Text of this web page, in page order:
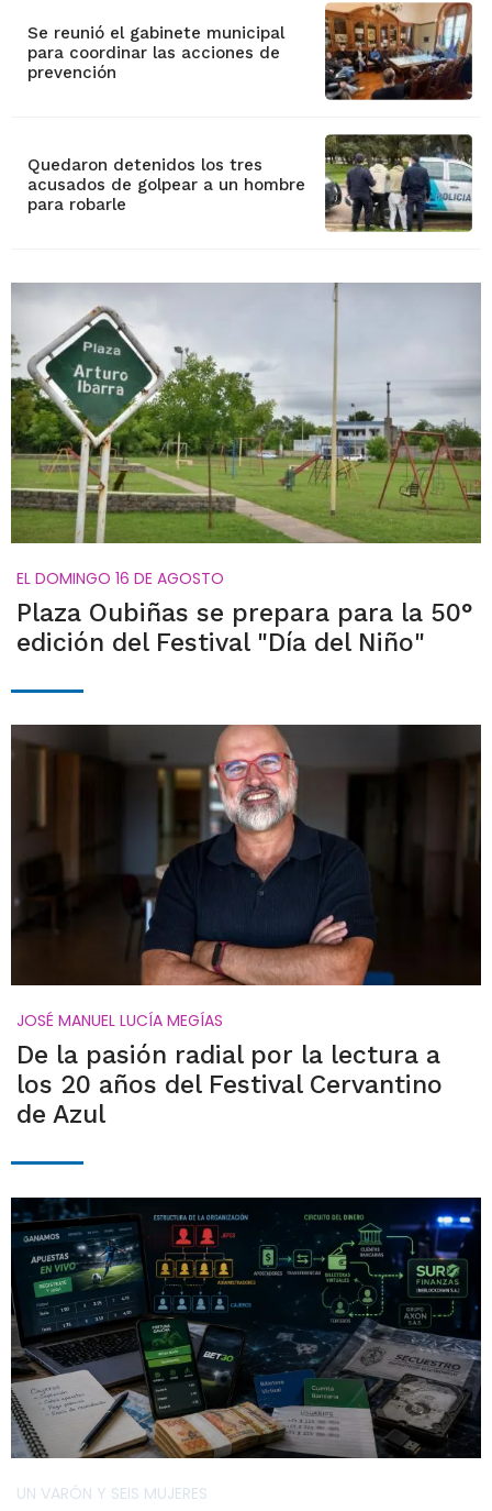
Se reunió el gabinete municipal
para coordinar las acciones de
prevención
Quedaron detenidos los tres
acusados de golpear a un hombre
para robarle
EL DOMINGO 16 DE AGOSTO
Plaza Oubiñas se prepara para la 50°
edición del Festival "Día del Niño"
JOSÉ MANUEL LUCÍA MEGÍAS
De la pasión radial por la lectura a
los 20 años del Festival Cervantino
de Azul
UN VARÓN Y SEIS MUJERES